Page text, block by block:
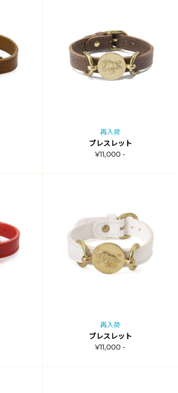
再入荷
ブレスレット
¥11,000 -
再入荷
ブレスレット
¥11,000 -